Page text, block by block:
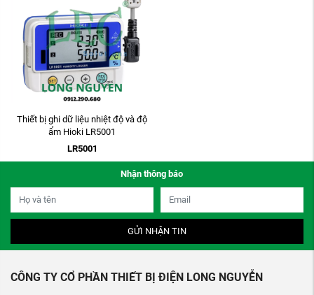
Thiết bị ghi dữ liệu nhiệt độ và độ
ẩm Hioki LR5001
LR5001
Nhận thông báo
GỬI NHẬN TIN
CÔNG TY CỔ PHẦN THIẾT BỊ ĐIỆN LONG NGUYỄN